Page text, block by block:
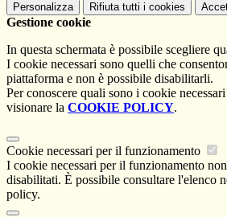
Personalizza Rifiuta tutti i cookies
Gestione cookie
In questa schermata è possibile scegliere
I cookie necessari sono quelli che
piattaforma e non è possibile disabilitarli.
Per conoscere quali sono i cookie
visionare la COOKIE POLICY.
Cookie necessari per il funzionamento
I cookie necessari per il funzionamento
disabilitati. È possibile consultare l'elenco
policy.